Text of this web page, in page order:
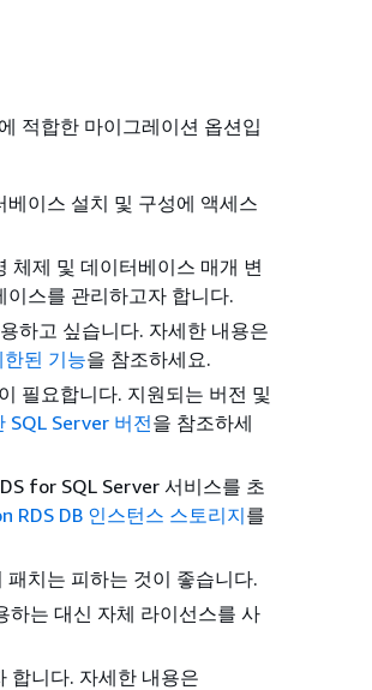
적합한 마이그레이션 옵션입
이스 설치 및 구성에 액세스
체제 및 데이터베이스 매개 변
스를 관리하고자 합니다.
하고 싶습니다. 자세한 내용은
된 기능을 참조하세요.
필요합니다. 지원되는 버전 및
SQL Server 버전을 참조하세
for SQL Server 서비스를 초
RDS DB 인스턴스 스토리지를
치는 피하는 것이 좋습니다.
하는 대신 자체 라이선스를 사
합니다. 자세한 내용은